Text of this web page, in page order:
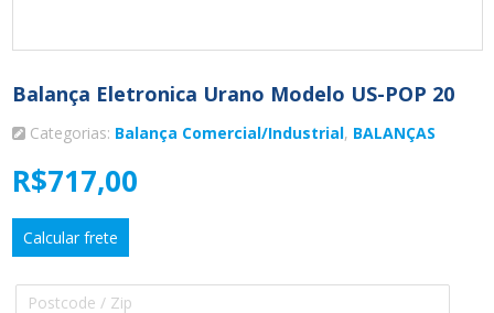
Balança Eletronica Urano Modelo US-POP 20
Categorias: Balança Comercial/Industrial, BALANÇAS
R$717,00
Calcular frete